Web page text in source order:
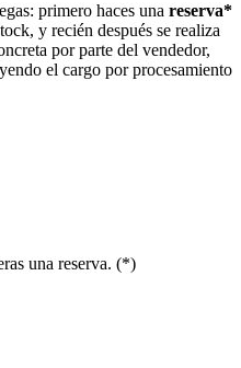
primero haces una reserva*
y recién después se realiza
por parte del vendedor,
el cargo por procesamiento
una reserva. (*)